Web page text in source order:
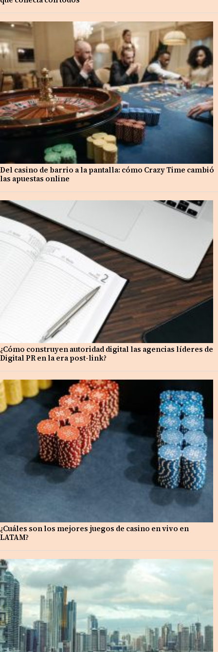
Del casino de barrio a la pantalla: cómo Crazy Time cambió
las apuestas online
¿Cómo construyen autoridad digital las agencias líderes de
Digital PR en la era post-link?
¿Cuáles son los mejores juegos de casino en vivo en
LATAM?